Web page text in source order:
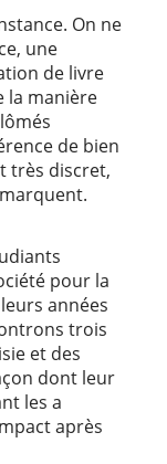
On ne
une
de livre
la manière
de bien
très discret,
pour la
années
trois
et des
dont leur
les a
après